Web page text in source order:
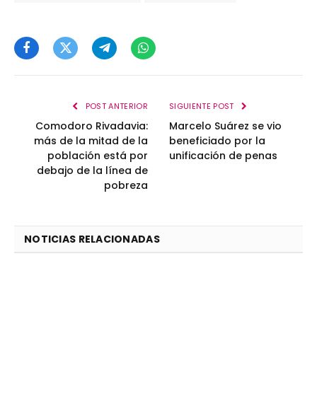
FacebookTwitterTelegramWhatsApp
POST ANTERIOR
Comodoro Rivadavia:
más de la mitad de la
población está por
debajo de la línea de
pobreza
SIGUIENTE POST
Marcelo Suárez se vio
beneficiado por la
unificación de penas
NOTICIAS RELACIONADAS